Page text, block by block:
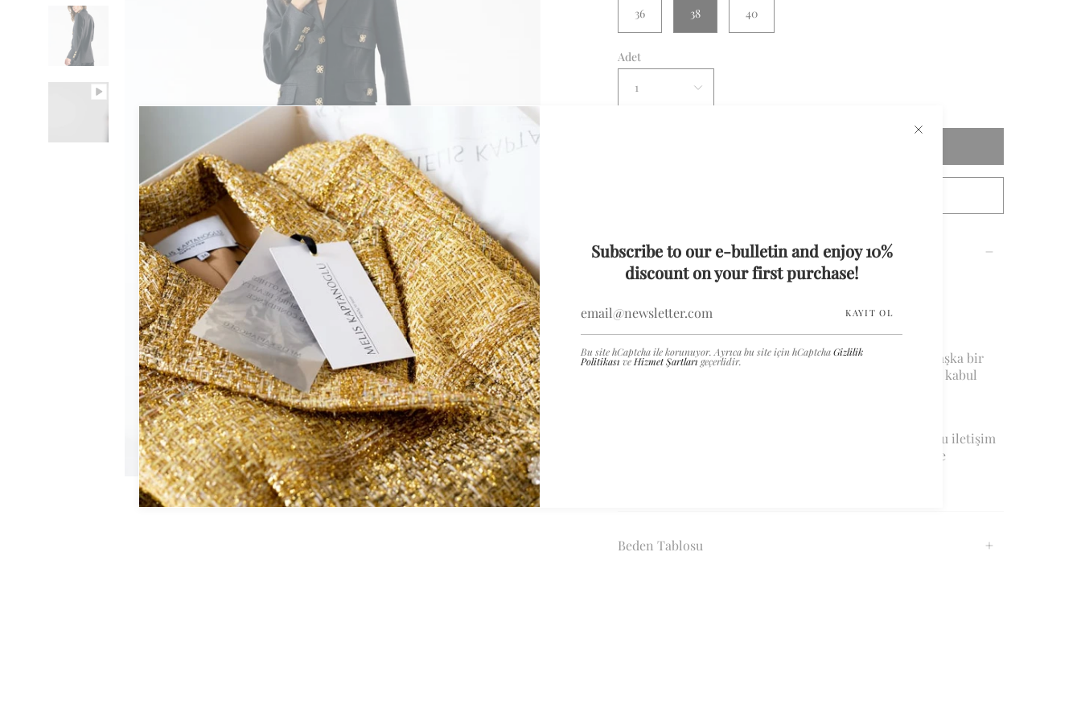
36
38 40
Adet
1
Açıklama
Antrasit yün, gold düğme detaylı vatkalı ceket
Teslimat
7 iş günü içinde kargoya verilecektir. Bu ürünümüzün başka bir
beden ya da ürünle değişimi yapılabilmekte fakat iadesi kabul
40 beden ve üzeri, özel ölçüler için +90 532 384 98 77 nolu iletişim
hattımızdan Whatsapp üzerinden veya arayarak iletişime
Beden Tablosu
Subscribe to our e-bulletin and enjoy 10%
discount on your first purchase!
KAYIT OL
Bu site hCaptcha ile korunuyor. Ayrıca bu site için hCaptchaGizlilik
Politikası ve Hizmet Şartlarıgeçerlidir.